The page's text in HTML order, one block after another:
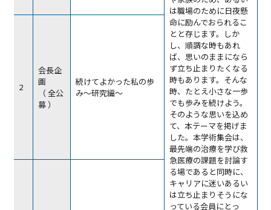
は職場のために日夜懸
命に励んでおられるこ
とと存じます。しか
し、順調な時もあれ
ば、思いのままになら
ず立ち止まりたくなる
時もあります。そんな
時、たとえ小さな一歩
でも歩みを続けよう。
そのような思いを込め
て、本テーマを掲げま
した。本学術集会は、
最先端の治療を学び救
急医療の課題を討論す
る場であると同時に、
キャリアに迷いあるい
は立ち止まりそうにな
っている会員にとっ
2
会長企
画
（ 全公
募 ）
続けてよかった私の歩
み～研究編～